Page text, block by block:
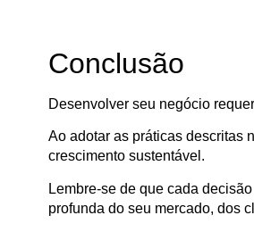
Conclusão
Desenvolver seu negócio
Ao adotar as práticas descritas
crescimento sustentável.
Lembre-se de que cada
profunda do seu mercado, dos